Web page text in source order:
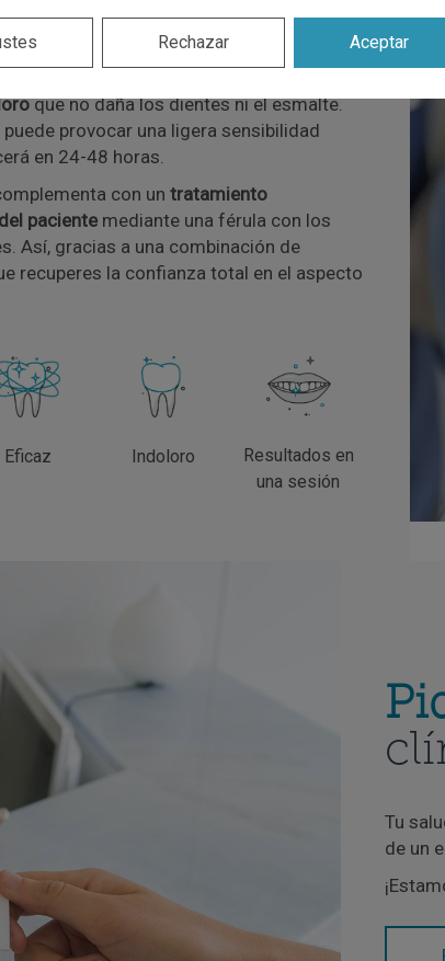
una aclaración de tonos personalizada
que no daña los dientes ni el esmalte.
provocar una ligera sensibilidad
en 24-48 horas.
con un tratamiento
pacientemediante una férula con los
Así, gracias a una combinación de
recuperes la confianza total en el aspecto
Eficaz Indoloro
Resultados en
una sesión
Tu
de un
Aceptar
Rechazar